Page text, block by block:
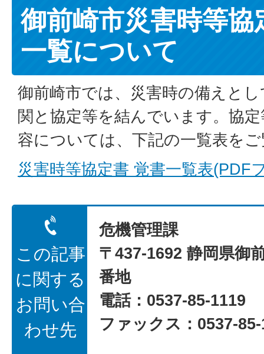
御前崎市災害時等協
一覧について
御前崎市では、災害時の備えと
関と協定等を結んでいます。協
容については、下記の一覧表を
災害時等協定書 覚書一覧表(PDF
この記事
に関する
お問い合
わせ先
危機管理課
〒437-1692 静岡県御
番地
電話：0537-85-1119
ファックス：0537-